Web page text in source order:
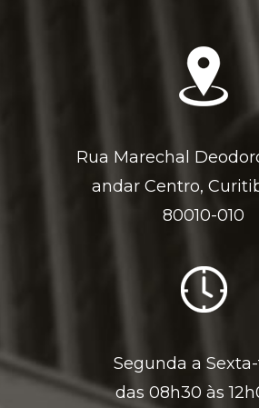
Rua Marechal
andar Centro,
80010-010
Segunda a
das 08h30 às